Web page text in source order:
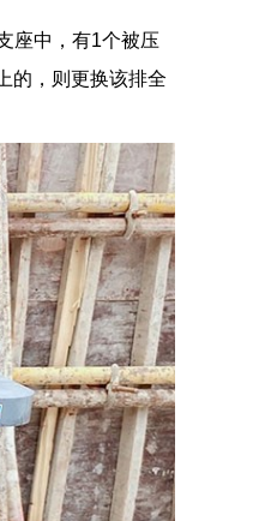
座中，有1个被压
的，则更换该排全